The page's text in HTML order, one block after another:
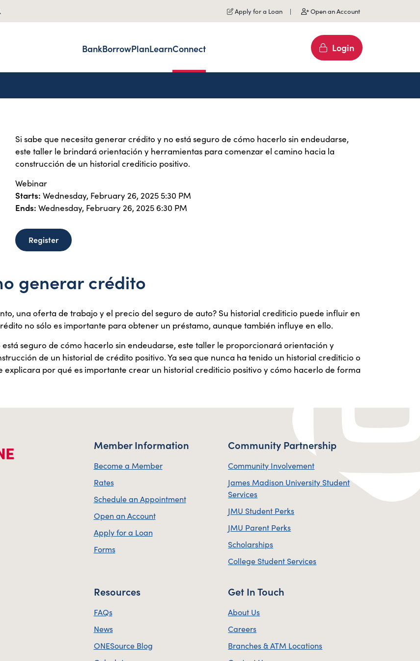
Apply for a Loan Open an Account
BankBorrowPlanLearnConnect Login
Si sabe que necesita generar crédito y no está seguro de cómo hacerlo sin endeudarse,
este taller le brindará orientación y herramientas para comenzar el camino hacia la
construcción de un historial crediticio positivo.
Webinar
Starts:Wednesday, February 26, 2025 5:30 PM
Ends:Wednesday, February 26, 2025 6:30 PM
Register
generar crédito
una oferta de trabajo y el precio del seguro de auto? Su historial crediticio puede influir en
no sólo es importante para obtener un préstamo, aunque también influye en ello.
seguro de cómo hacerlo sin endeudarse, este taller le proporcionará orientación y
de un historial de crédito positivo. Ya sea que nunca ha tenido un historial crediticio o
explicara por qué es importante crear un historial crediticio positivo y cómo hacerlo de forma
Member Information
Become a Member
Rates
Schedule an Appointment
Open an Account
Apply for a Loan
Forms
Community Partnership
Community Involvement
James Madison University Student
Services
JMU Student Perks
JMU Parent Perks
Scholarships
College Student Services
Resources
FAQs
News
ONESource Blog
Get In Touch
About Us
Careers
Branches & ATM Locations